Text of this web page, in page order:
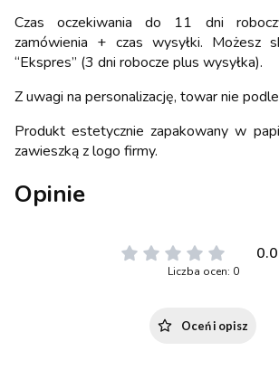
Czas oczekiwania do 11 dni
zamówienia + czas wysyłki. Możesz
“Ekspres” (3 dni robocze plus wysyłka).
Z uwagi na personalizację, towar nie
Produkt estetycznie zapakowany w
zawieszką z logo firmy.
Opinie
Liczba ocen: 0
Oceń i opisz